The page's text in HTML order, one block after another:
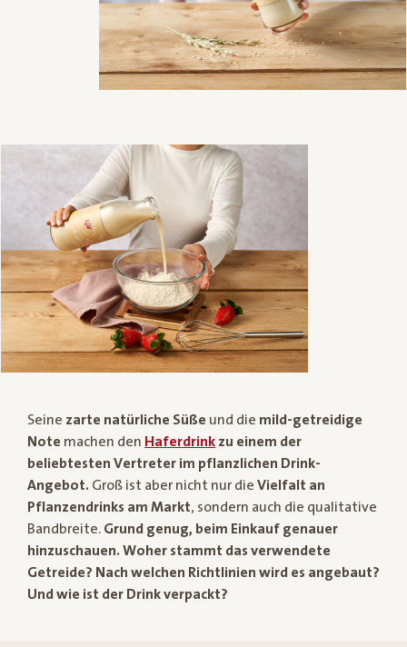
Seine zarte natürliche Süße und die mild-getreidige
Note machen den Haferdrink zu einem der
beliebtesten Vertreter im pflanzlichen Drink-
Angebot. Groß ist aber nicht nur die Vielfalt an
Pflanzendrinks am Markt, sondern auch die qualitative
Bandbreite. Grund genug, beim Einkauf genauer
hinzuschauen. Woher stammt das verwendete
Getreide? Nach welchen Richtlinien wird es angebaut?
Und wie ist der Drink verpackt?